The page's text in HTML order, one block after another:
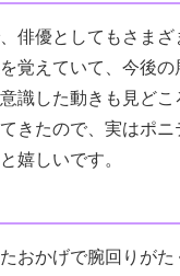
俳優としてもさま
覚えていて、今後
識した動きも見ど
きたので、実はポ
嬉しいです。
おかげで腕回りが